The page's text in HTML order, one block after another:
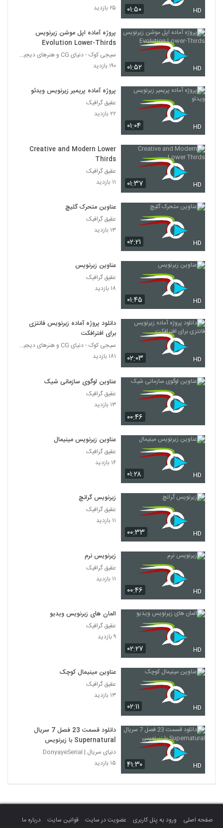
۰۱:۵۰ HD
۲۵ بازدید
۰۱:۵۲ HD
پروژه آماده اپل موشن زیرنویس
Evolution Lower-Thirds
سیجی کوک - دنیای CG و هنرهای دیجیتال
۱۹۰ بازدید
۰۱:۰۴ HD
پروژه آماده پریمیر زیرنویس ویدئو
عقیق گرافیک
۲۲ بازدید
۰۱:۳۷ HD
Creative and Modern Lower
Thirds
عقیق گرافیک
۱۱ بازدید
۰۲:۲۱ HD
عناوین متحرک گلیچ
عقیق گرافیک
۱۳ بازدید
۰۱:۴۵ HD
عناوین زیرنویس
عقیق گرافیک
۱۸ بازدید
۰۲:۰۳ HD
دانلود پروژه آماده زیرنویس فانتزی
برای افترافکت
سیجی کوک - دنیای CG و هنرهای دیجیتال
۱۸۱ بازدید
۰۰:۴۶
عناوین لوگوی سازمانی شیک
عقیق گرافیک
۱۳ بازدید
۰۱:۲۸ HD
عناوین زیرنویس مینیمال
عقیق گرافیک
۱۶ بازدید
۰۰:۳۳ HD
زیرنویس گرانچ
عقیق گرافیک
۱۱ بازدید
۰۰:۴۶ HD
زیرنویس نرم
عقیق گرافیک
۱۱ بازدید
۰۲:۲۷ HD
المان های زیرنویس ویدیو
عقیق گرافیک
۹ بازدید
۰۲:۱۱ HD
عناوین مینیمال کوچک
عقیق گرافیک
۱۳ بازدید
۴۱:۳۰ HD
دانلود قسمت 23 فصل 7 سریال
Supernatural با زیرنویس
دنیای سریال | DonyayeSerial
۱۵ بازدید
صفحه اصلی ورود به پنل کاربری عضویت در سایت قوانین سایت
درباره ما